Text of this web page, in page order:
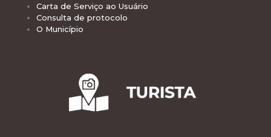
Carta de Serviço ao Usuário
Consulta de protocolo
O Município